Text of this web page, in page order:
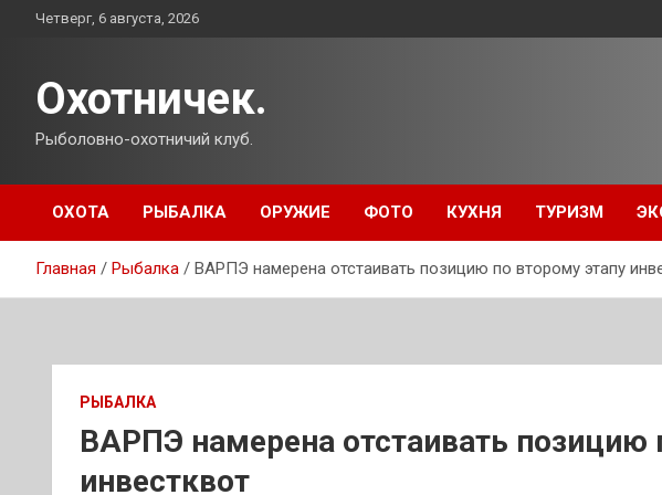
ПерейтиЧетверг, 6 августа, 2026
Охотничек.
Рыболовно-охотничий клуб.
ОХОТА РЫБАЛКА ОРУЖИЕ ФОТО КУХНЯ ТУРИЗМ
Главная Рыбалка ВАРПЭ намерена отстаивать позицию по второму этапу
РЫБАЛКА
ВАРПЭ намерена отстаивать позицию
инвестквот